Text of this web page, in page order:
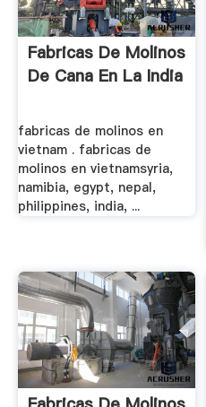
Fabricas De Molinos
De Cana En La India
fabricas de molinos en
vietnam . fabricas de
molinos en vietnamsyria,
namibia, egypt, nepal,
philippines, india, ...